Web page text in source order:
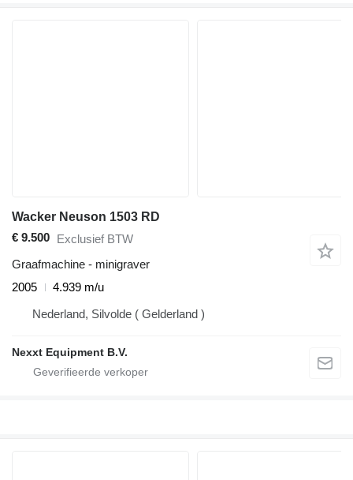
Wacker Neuson 1503 RD
€ 9.500 Exclusief BTW
Graafmachine - minigraver
2005
4.939 m/u
Nederland, Silvolde ( Gelderland )
Nexxt Equipment B.V.